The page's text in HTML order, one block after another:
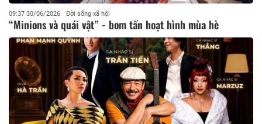
09:37 30/06/2026 Đời sống xã hội
“Minions và quái vật” - bom tấn hoạt hình mùa hè